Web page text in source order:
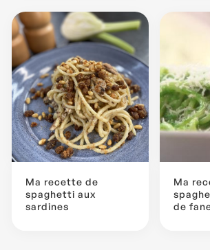
Ma recette de
spaghetti aux
sardines
Ma
de